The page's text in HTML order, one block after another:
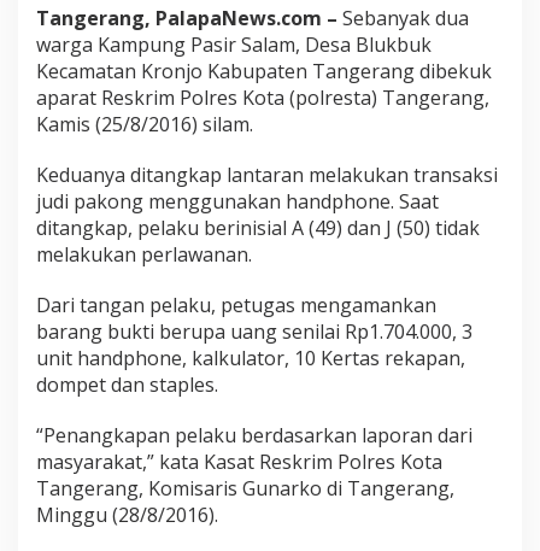
Tangerang, PalapaNews.com – Sebanyak dua
warga Kampung Pasir Salam, Desa Blukbuk
Kecamatan Kronjo Kabupaten Tangerang dibekuk
aparat Reskrim Polres Kota (polresta) Tangerang,
Kamis (25/8/2016) silam.
Keduanya ditangkap lantaran melakukan transaksi
judi pakong menggunakan handphone. Saat
ditangkap, pelaku berinisial A (49) dan J (50) tidak
melakukan perlawanan.
Dari tangan pelaku, petugas mengamankan
barang bukti berupa uang senilai Rp1.704.000, 3
unit handphone, kalkulator, 10 Kertas rekapan,
dompet dan staples.
“Penangkapan pelaku berdasarkan laporan dari
masyarakat,” kata Kasat Reskrim Polres Kota
Tangerang, Komisaris Gunarko di Tangerang,
Minggu (28/8/2016).